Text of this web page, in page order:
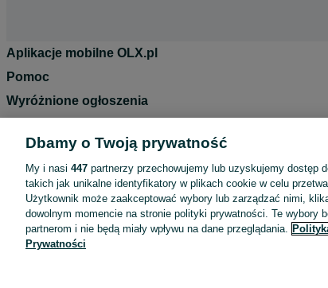
Aplikacje mobilne OLX.pl
Pomoc
Wyróżnione ogłoszenia
Blog
Regulamin
Polityka prywatności
Reklama
Informacja o realizowanej strategii podatkowej
Dbamy o Twoją prywatność
My i nasi 447 partnerzy przechowujemy lub uzyskujemy dostęp
takich jak unikalne identyfikatory w plikach cookie w celu
Użytkownik może zaakceptować wybory lub zarządzać nimi,
dowolnym momencie na stronie polityki prywatności. Te wybory
partnerom i nie będą miały wpływu na dane przeglądania.
Prywatności